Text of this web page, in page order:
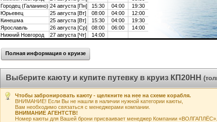
Городец (Галанино) 24 августа [Пн] 15:30 04:00
19:30
Юрьевец
25 августа [Вт] 08:00 04:00
12:00
Кинешма
25 августа [Вт] 15:30 04:00
19:30
Ярославль
26 августа [Ср] 08:00 06:00
14:00
Нижний Новгород
27 августа [Чт] 14:00
Полная информация о круизе
Выберите каюту и купите путевку в круиз КП20НН
Чтобы забронировать каюту - щелкните на нее на схеме корабля.
ВНИМАНИЕ! Если Вы не нашли в наличии нужной категории каюты,
Вам необходимо связаться с менеджерами компании.
ВНИМАНИЕ АГЕНТСТВ!
Номер каюты для Вашей брони присваивает менеджер Компании «ВОЛГАПЛЁС».